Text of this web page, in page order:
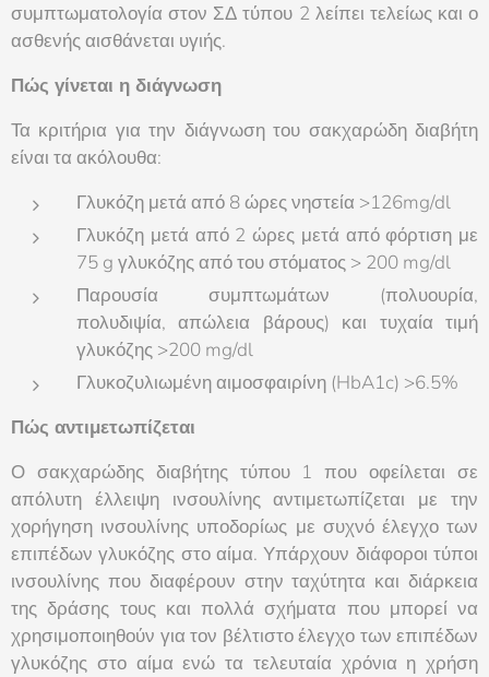
συμπτωματολογία στον ΣΔ τύπου 2 λείπει τελείως και ο
ασθενής αισθάνεται υγιής.
Πώς γίνεται η διάγνωση
Τα κριτήρια για την διάγνωση του σακχαρώδη διαβήτη
είναι τα ακόλουθα:
Γλυκόζη μετά από 8 ώρες νηστεία >126mg/dl
Γλυκόζη μετά από 2 ώρες μετά από φόρτιση με
75 g γλυκόζης από του στόματος > 200 mg/dl
Παρουσία συμπτωμάτων (πολυουρία,
πολυδιψία, απώλεια βάρους) και τυχαία τιμή
γλυκόζης >200 mg/dl
Γλυκοζυλιωμένη αιμοσφαιρίνη (HbA1c) >6.5%
Πώς αντιμετωπίζεται
Ο σακχαρώδης διαβήτης τύπου 1 που οφείλεται σε
απόλυτη έλλειψη ινσουλίνης αντιμετωπίζεται με την
χορήγηση ινσουλίνης υποδορίως με συχνό έλεγχο των
επιπέδων γλυκόζης στο αίμα. Υπάρχουν διάφοροι τύποι
ινσουλίνης που διαφέρουν στην ταχύτητα και διάρκεια
της δράσης τους και πολλά σχήματα που μπορεί να
χρησιμοποιηθούν για τον βέλτιστο έλεγχο των επιπέδων
γλυκόζης στο αίμα ενώ τα τελευταία χρόνια η χρήση